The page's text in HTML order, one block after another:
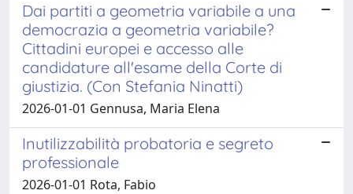
Dai partiti a geometria variabile a una
democrazia a geometria variabile?
Cittadini europei e accesso alle
candidature all'esame della Corte di
giustizia. (Con Stefania Ninatti)
2026-01-01 Gennusa, Maria Elena
Inutilizzabilità probatoria e segreto
professionale
2026-01-01 Rota, Fabio